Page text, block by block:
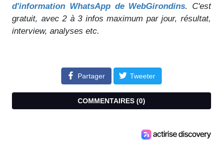
d'information WhatsApp de WebGirondins. C'est
gratuit, avec 2 à 3 infos maximum par jour, résultat,
interview, analyses etc.
Partager Tweeter
COMMENTAIRES (0)